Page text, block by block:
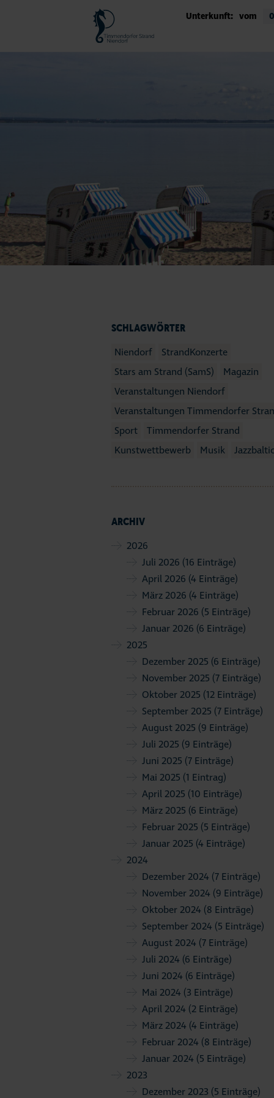
Unterkunft: vom
SCHLAGWÖRTER
Niendorf
StrandKonzerte
Stars am Strand (SamS)
Magazin
Veranstaltungen Niendorf
Veranstaltungen Timmendorfer
Sport
Timmendorfer Strand
Kunstwettbewerb
Musik
ARCHIV
2026
Juli 2026 (16 Einträge)
April 2026 (4 Einträge)
März 2026 (4 Einträge)
Februar 2026 (5 Einträge)
Januar 2026 (6 Einträge)
2025
Dezember 2025 (6 Einträge)
November 2025 (7 Einträge)
Oktober 2025 (12 Einträge)
September 2025 (7 Einträge)
August 2025 (9 Einträge)
Juli 2025 (9 Einträge)
Juni 2025 (7 Einträge)
Mai 2025 (1 Eintrag)
April 2025 (10 Einträge)
März 2025 (6 Einträge)
Februar 2025 (5 Einträge)
Januar 2025 (4 Einträge)
2024
Dezember 2024 (7 Einträge)
November 2024 (9 Einträge)
Oktober 2024 (8 Einträge)
September 2024 (5 Einträge)
August 2024 (7 Einträge)
Juli 2024 (6 Einträge)
Juni 2024 (6 Einträge)
Mai 2024 (3 Einträge)
April 2024 (2 Einträge)
März 2024 (4 Einträge)
Februar 2024 (8 Einträge)
Januar 2024 (5 Einträge)
2023
Dezember 2023 (5 Einträge)